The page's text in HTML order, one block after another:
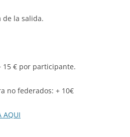
de la salida.
15 € por participante.
no federados: + 10€
AQUI